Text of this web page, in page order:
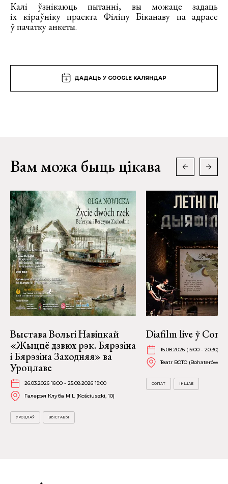
Калі ўзнікаюць пытанні, вы можаце задаць
іх кіраўніку праекта Філіпу Біканаву па адрасе
ў пачатку анкеты.
ДАДАЦЬ У GOOGLE КАЛЯНДАР
Вам можа быць цікава
Выстава Вольгі Навіцкай
«Жыццё дзвюх рэк. Бярэзіна
і Бярэзіна Заходняя» ва
Уроцлаве
26.03.2026 16:00 - 25.08.2026 19:00
Галерэя Клуба MiL (Kościuszki, 10)
УРОЦЛАЎ ВЫСТАВЫ
Diafilm live ў
15.08.2026 (19:00 - 20:30)
Teatr BOTO (Bohaterów
СОПАТ ІНШАЕ